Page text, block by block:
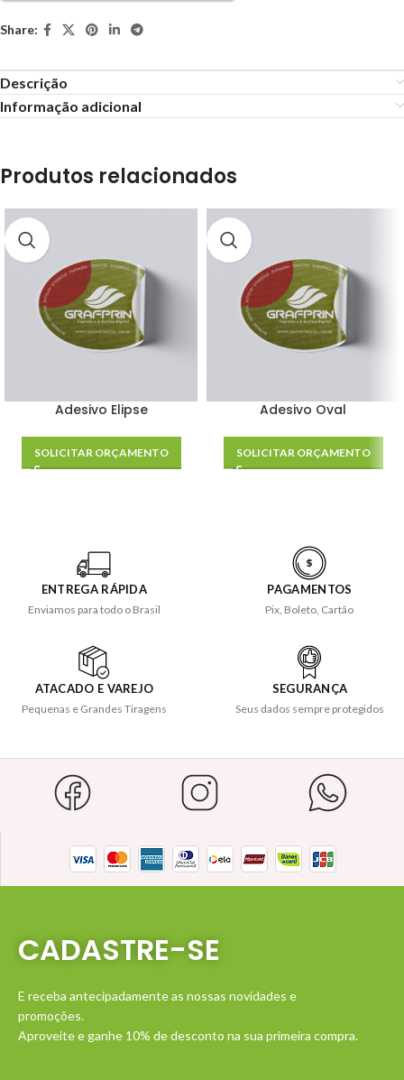
Share:
Descrição
Informação adicional
Produtos relacionados
Adesivo Elipse
SOLICITAR ORÇAMENTO
Adesivo Oval
SOLICITAR ORÇAMENTO
ENTREGA RÁPIDA
Enviamos para todo o Brasil
PAGAMENTOS
Pix, Boleto, Cartão
ATACADO E VAREJO
Pequenas e Grandes Tiragens
SEGURANÇA
Seus dados sempre protegidos
CADASTRE-SE
E receba antecipadamente as nossas novidades e
promoções.
Aproveite e ganhe 10% de desconto na sua primeira compra.